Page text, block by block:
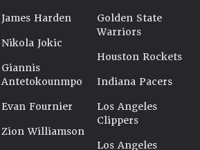
James Harden
Nikola Jokic
Giannis
Antetokounmpo
Evan Fournier
Zion Williamson
Golden State
Warriors
Houston Rockets
Indiana Pacers
Los Angeles
Clippers
Los Angeles